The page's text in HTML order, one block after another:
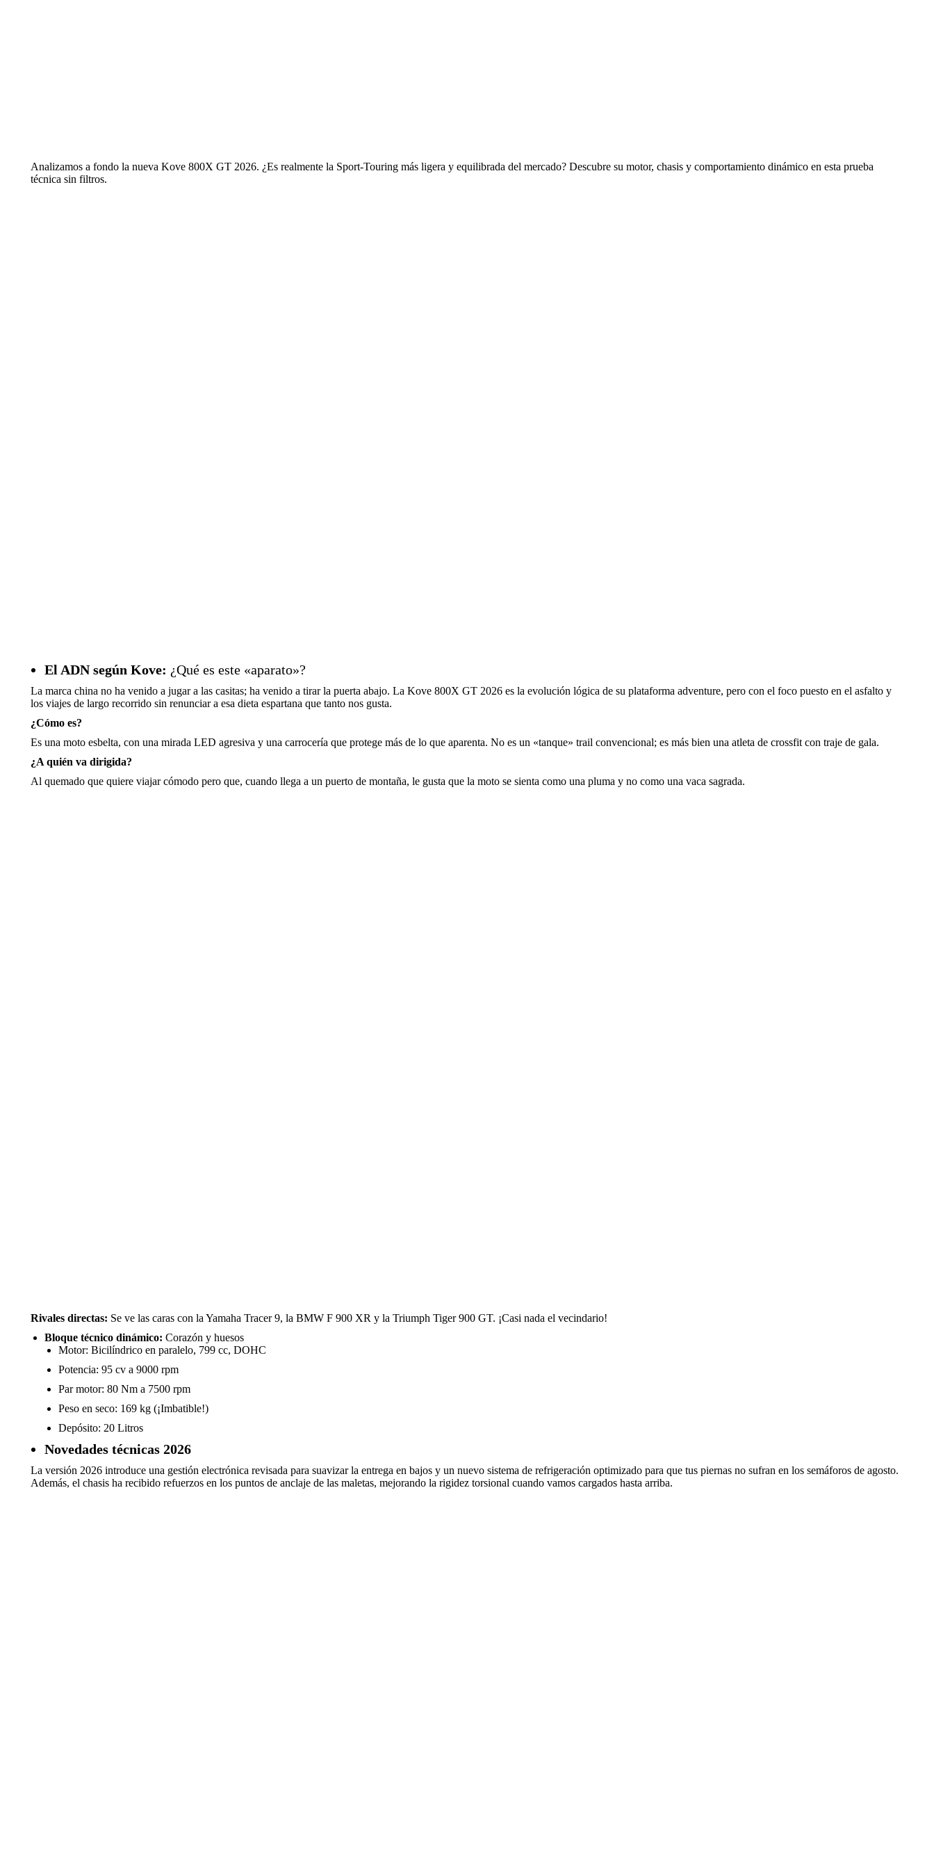
Analizamos a fondo la nueva Kove 800X GT 2026. ¿Es realmente la Sport-Touring más ligera y equilibrada del mercado? Descubre su motor, chasis y comportamiento dinámico en esta prueba
técnica sin filtros.
El ADN según Kove: ¿Qué es este «aparato»?
La marca china no ha venido a jugar a las casitas; ha venido a tirar la puerta abajo. La Kove 800X GT 2026 es la evolución lógica de su plataforma adventure, pero con el foco puesto en el asfalto y
los viajes de largo recorrido sin renunciar a esa dieta espartana que tanto nos gusta.
¿Cómo es?
Es una moto esbelta, con una mirada LED agresiva y una carrocería que protege más de lo que aparenta. No es un «tanque» trail convencional; es más bien una atleta de crossfit con traje de gala.
¿A quién va dirigida?
Al quemado que quiere viajar cómodo pero que, cuando llega a un puerto de montaña, le gusta que la moto se sienta como una pluma y no como una vaca sagrada.
Rivales directas: Se ve las caras con la Yamaha Tracer 9, la BMW F 900 XR y la Triumph Tiger 900 GT. ¡Casi nada el vecindario!
Bloque técnico dinámico: Corazón y huesos
Motor: Bicilíndrico en paralelo, 799 cc, DOHC
Potencia: 95 cv a 9000 rpm
Par motor: 80 Nm a 7500 rpm
Peso en seco: 169 kg (¡Imbatible!)
Depósito: 20 Litros
Novedades técnicas 2026
La versión 2026 introduce una gestión electrónica revisada para suavizar la entrega en bajos y un nuevo sistema de refrigeración optimizado para que tus piernas no sufran en los semáforos de agosto.
Además, el chasis ha recibido refuerzos en los puntos de anclaje de las maletas, mejorando la rigidez torsional cuando vamos cargados hasta arriba.